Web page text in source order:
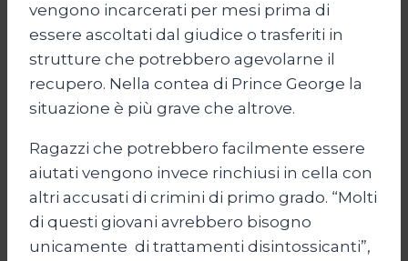
vengono incarcerati per mesi prima di
essere ascoltati dal giudice o trasferiti in
strutture che potrebbero agevolarne il
recupero. Nella contea di Prince George la
situazione è più grave che altrove.
Ragazzi che potrebbero facilmente essere
aiutati vengono invece rinchiusi in cella con
altri accusati di crimini di primo grado. “Molti
di questi giovani avrebbero bisogno
unicamente di trattamenti disintossicanti”,